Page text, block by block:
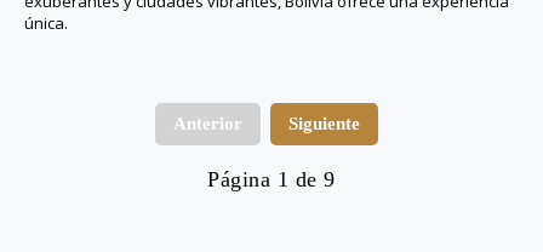
única.
Anterior Siguiente
Página 1 de 9